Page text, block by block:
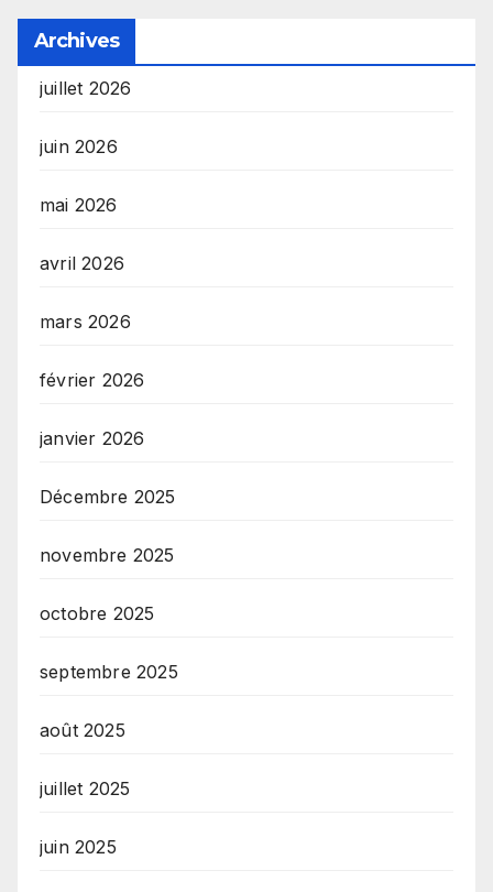
Archives
juillet 2026
juin 2026
mai 2026
avril 2026
mars 2026
février 2026
janvier 2026
Décembre 2025
novembre 2025
octobre 2025
septembre 2025
août 2025
juillet 2025
juin 2025